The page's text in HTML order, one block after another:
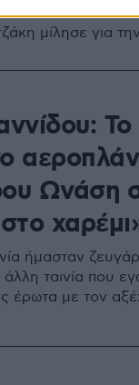
μίλησε για
Ωνάση
ήμασταν
ταινία που
έρωτα με τον